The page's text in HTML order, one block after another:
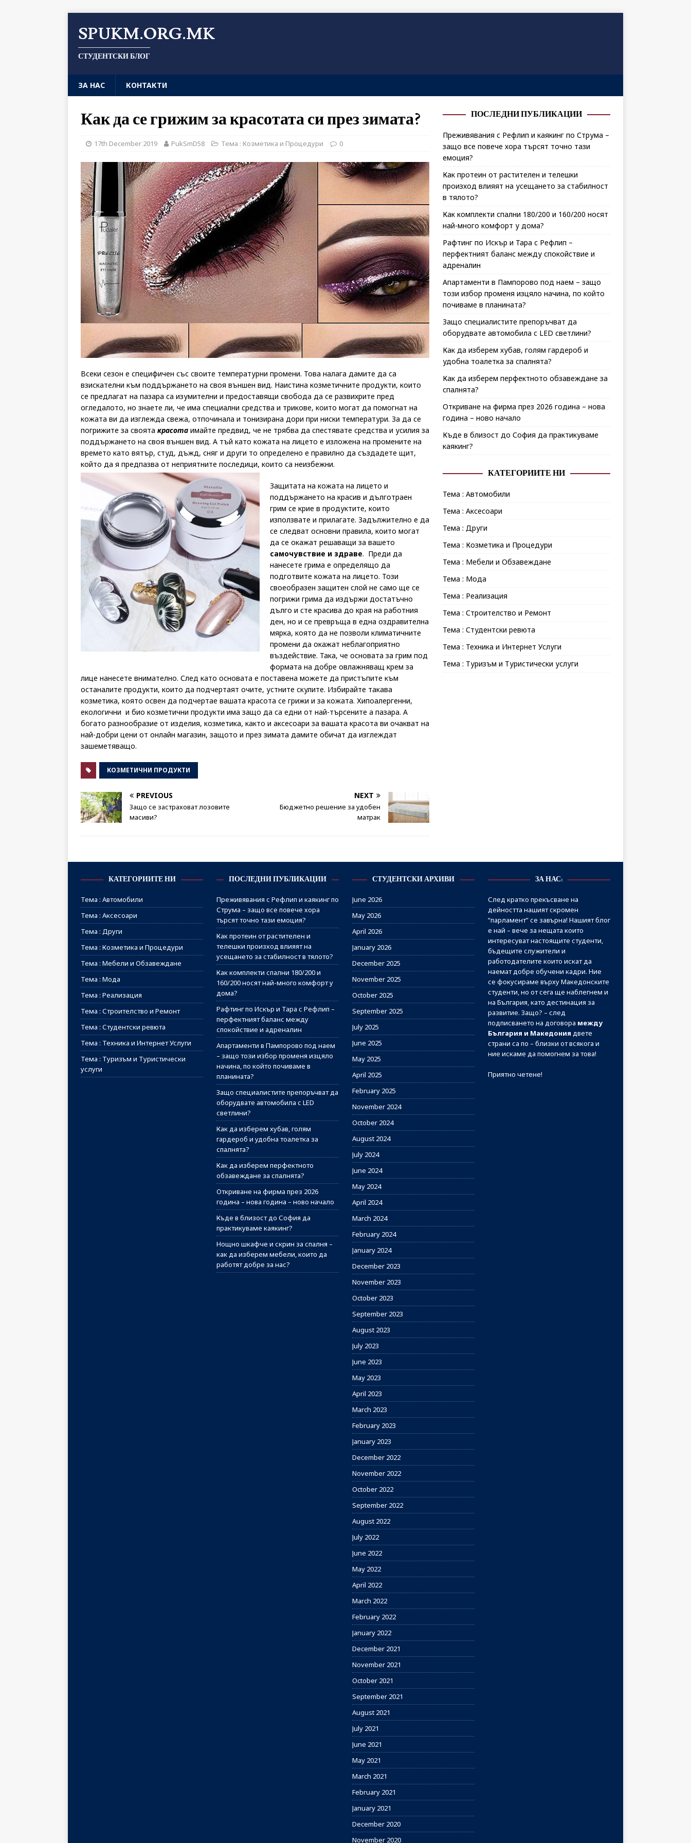
SPUKM.ORG.MK
СТУДЕНТСКИ БЛОГ
ЗА НАС КОНТАКТИ
Как да се грижим за красотата си през зимата?
17th December 2019 PukSmD58 Тема : Козметика и Процедури 0
Всеки сезон е специфичен със своите температурни промени. Това налага дамите да са
взискателни към поддържането на своя външен вид. Наистина козметичните продукти, които
се предлагат на пазара са изумителни и предоставящи свобода да се развихрите пред
огледалото, но знаете ли, че има специални средства и трикове, които могат да помогнат на
кожата ви да изглежда свежа, отпочинала и тонизирана дори при ниски температури. За да се
погрижите за своята красота имайте предвид, че не трябва да спестявате средства и усилия за
поддържането на своя външен вид. А тъй като кожата на лицето е изложена на промените на
времето като вятър, студ, дъжд, сняг и други то определено е правилно да създадете щит,
който да я предпазва от неприятните последици, които са неизбежни.
Защитата на кожата на лицето и
поддържането на красив и дълготраен
грим се крие в продуктите, които
използвате и прилагате. Задължително е да
се следват основни правила, които могат
да се окажат решаващи за вашето
самочувствие и здраве. Преди да
нанесете грима е определящо да
подготвите кожата на лицето. Този
своеобразен защитен слой не само ще се
погрижи грима да издържи достатъчно
дълго и сте красива до края на работния
ден, но и се превръща в една оздравителна
мярка, която да не позволи климатичните
промени да окажат неблагоприятно
въздействие. Така, че основата за грим под
формата на добре овлажняващ крем за
лице нанесете внимателно. След като основата е поставена можете да пристъпите към
останалите продукти, които да подчертаят очите, устните скулите. Избирайте такава
козметика, която освен да подчертае вашата красота се грижи и за кожата. Хипоалергенни,
екологични и био козметични продукти има защо да са едни от най-търсените а пазара. А
богато разнообразие от изделия, козметика, както и аксесоари за вашата красота ви очакват на
най-добри цени от онлайн магазин, защото и през зимата дамите обичат да изглеждат
зашеметяващо.
КОЗМЕТИЧНИ ПРОДУКТИ
PREVIOUS
Защо се застраховат лозовите
масиви?
NEXT
Бюджетно решение за удобен
матрак
ПОСЛЕДНИ ПУБЛИКАЦИИ
Преживявания с Рефлип и каякинг по Струма –
защо все повече хора търсят точно тази
емоция?
Как протеин от растителен и телешки
произход влияят на усещането за стабилност
в тялото?
Как комплекти спални 180/200 и 160/200 носят
най-много комфорт у дома?
Рафтинг по Искър и Тара с Рефлип –
перфектният баланс между спокойствие и
адреналин
Апартаменти в Пампорово под наем – защо
този избор променя изцяло начина, по който
почиваме в планината?
Защо специалистите препоръчват да
оборудвате автомобила с LED светлини?
Как да изберем хубав, голям гардероб и
удобна тоалетка за спалнята?
Как да изберем перфектното обзавеждане за
спалнята?
Откриване на фирма през 2026 година – нова
година – ново начало
Къде в близост до София да практикуваме
каякинг?
КАТЕГОРИИТЕ НИ
Тема : Автомобили
Тема : Аксесоари
Тема : Други
Тема : Козметика и Процедури
Тема : Мебели и Обзавеждане
Тема : Мода
Тема : Реализация
Тема : Строителство и Ремонт
Тема : Студентски ревюта
Тема : Техника и Интернет Услуги
Тема : Туризъм и Туристически услуги
КАТЕГОРИИТЕ НИ
Тема : Автомобили
Тема : Аксесоари
Тема : Други
Тема : Козметика и Процедури
Тема : Мебели и Обзавеждане
Тема : Мода
Тема : Реализация
Тема : Строителство и Ремонт
Тема : Студентски ревюта
Тема : Техника и Интернет Услуги
Тема : Туризъм и Туристически
услуги
ПОСЛЕДНИ ПУБЛИКАЦИИ
Преживявания с Рефлип и каякинг по
Струма – защо все повече хора
търсят точно тази емоция?
Как протеин от растителен и
телешки произход влияят на
усещането за стабилност в тялото?
Как комплекти спални 180/200 и
160/200 носят най-много комфорт у
дома?
Рафтинг по Искър и Тара с Рефлип –
перфектният баланс между
спокойствие и адреналин
Апартаменти в Пампорово под наем
– защо този избор променя изцяло
начина, по който почиваме в
планината?
Защо специалистите препоръчват да
оборудвате автомобила с LED
светлини?
Как да изберем хубав, голям
гардероб и удобна тоалетка за
спалнята?
Как да изберем перфектното
обзавеждане за спалнята?
Откриване на фирма през 2026
година – нова година – ново начало
Къде в близост до София да
практикуваме каякинг?
Нощно шкафче и скрин за спалня –
как да изберем мебели, които да
работят добре за нас?
СТУДЕНТСКИ АРХИВИ
June 2026
May 2026
April 2026
January 2026
December 2025
November 2025
October 2025
September 2025
July 2025
June 2025
May 2025
April 2025
February 2025
November 2024
October 2024
August 2024
July 2024
June 2024
May 2024
April 2024
March 2024
February 2024
January 2024
December 2023
November 2023
October 2023
September 2023
August 2023
July 2023
June 2023
May 2023
April 2023
March 2023
February 2023
January 2023
December 2022
November 2022
October 2022
September 2022
August 2022
July 2022
June 2022
May 2022
April 2022
March 2022
February 2022
January 2022
December 2021
November 2021
October 2021
September 2021
August 2021
July 2021
June 2021
May 2021
March 2021
February 2021
January 2021
December 2020
November 2020
ЗА НАС:
След кратко прекъсване на
дейността нашият скромен
“парламент” се завърна! Нашият блог
е най – вече за нещата които
интересуват настоящите студенти,
бъдещите служители и
работодателите които искат да
наемат добре обучени кадри. Ние
се фокусираме върху Македонските
студенти, но от сега ще наблегнем и
на България, като дестинация за
развитие. Защо? – след
подписването на договора между
България и Македония двете
страни са по – близки от всякога и
ние искаме да помогнем за това!
Приятно четене!